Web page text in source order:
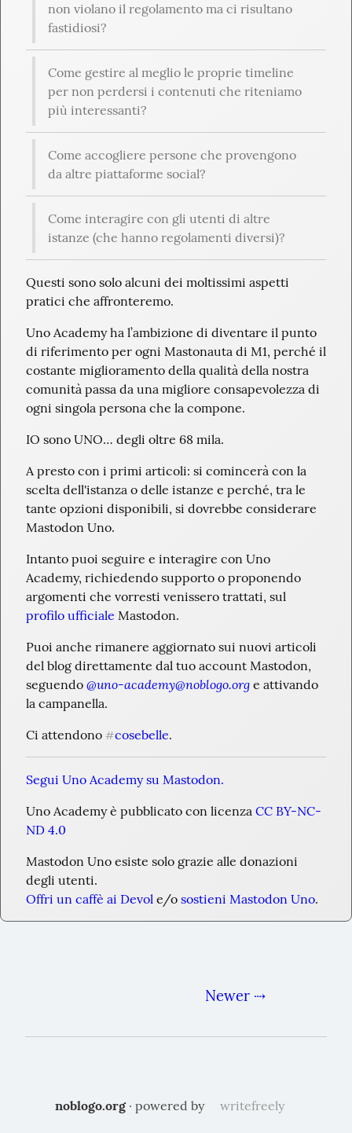
non violano il regolamento ma ci risultano
fastidiosi?
Come gestire al meglio le proprie timeline
per non perdersi i contenuti che riteniamo
più interessanti?
Come accogliere persone che provengono
da altre piattaforme social?
Come interagire con gli utenti di altre
istanze (che hanno regolamenti diversi)?
Questi sono solo alcuni dei moltissimi aspetti
pratici che affronteremo.
Uno Academy ha l’ambizione di diventare il punto
di riferimento per ogni Mastonauta di M1, perché il
costante miglioramento della qualità della nostra
comunità passa da una migliore consapevolezza di
ogni singola persona che la compone.
IO sono UNO… degli oltre 68 mila.
A presto con i primi articoli: si comincerà con la
scelta dell'istanza o delle istanze e perché, tra le
tante opzioni disponibili, si dovrebbe considerare
Mastodon Uno.
Intanto puoi seguire e interagire con Uno
Academy, richiedendo supporto o proponendo
argomenti che vorresti venissero trattati, sul
profilo ufficiale Mastodon.
Puoi anche rimanere aggiornato sui nuovi articoli
del blog direttamente dal tuo account Mastodon,
seguendo @uno-academy@noblogo.org e attivando
la campanella.
Ci attendono #cosebelle.
Segui Uno Academy su Mastodon.
Uno Academy è pubblicato con licenza CC BY-NC-
ND 4.0
Mastodon Uno esiste solo grazie alle donazioni
degli utenti.
Offri un caffè ai Devol e/o sostieni Mastodon Uno.
Newer ⇢
noblogo.org· powered by writefreely